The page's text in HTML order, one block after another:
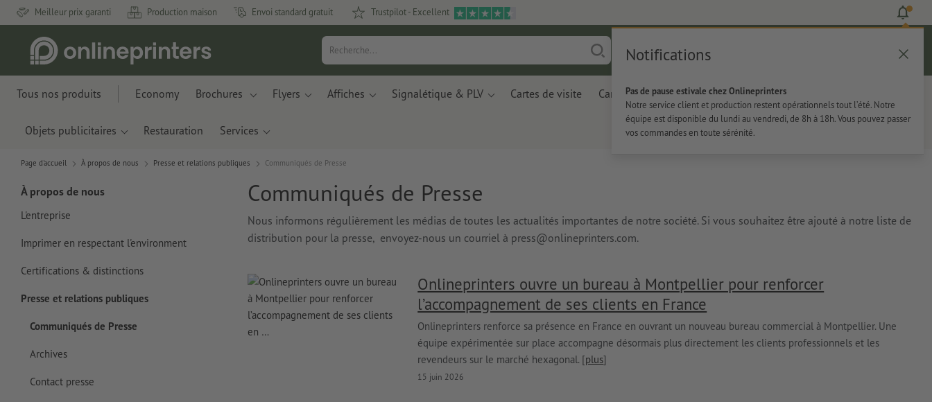
Meilleur prix garanti Production maison Envoi standard gratuit Trustpilot - Excellent
Notifications
Pas de pause estivale chez Onlineprinters
Notre service client et production restent opérationnels tout l’été. Notre
équipe est disponible du lundi au vendredi, de 8h à 18h. Vous pouvez passer
vos commandes en toute sérénité.
Panier
Tous nos produits Economy Brochures Flyers Affiches Signalétique & PLV Cartes de visite Carterie Papeterie Autocollants
Objets publicitaires Restauration Services
Page d'accueil À propos de nous Presse et relations publiques Communiqués de Presse
À propos de nous
L'entreprise
Imprimer en respectant l'environment
Certifications & distinctions
Presse et relations publiques
Communiqués de Presse
Archives
Contact presse
Communiqués de Presse
Nous informons régulièrement les médias de toutes les actualités importantes de notre société. Si vous souhaitez être ajouté à notre liste de
distribution pour la presse, envoyez-nous un courriel à press@onlineprinters.com.
Onlineprinters ouvre un bureau à Montpellier pour renforcer
l’accompagnement de ses clients en France
Onlineprinters renforce sa présence en France en ouvrant un nouveau bureau commercial à Montpellier. Une
équipe expérimentée sur place accompagne désormais plus directement les clients professionnels et les
revendeurs sur le marché hexagonal. [plus]
15 juin 2026